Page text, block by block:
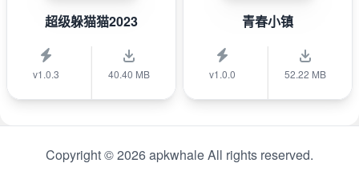
超级躲猫猫2023
v1.0.3 40.40 MB
青春小镇
v1.0.0 52.22 MB
Copyright © 2026 apkwhale All rights reserved.